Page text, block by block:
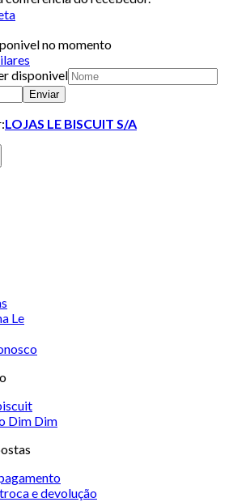
no momento
disponivel
Enviar
LOJAS LE BISCUIT S/A
Le
Dim Dim
e devolução